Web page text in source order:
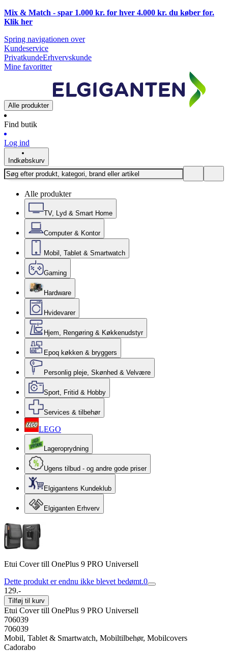
Mix & Match - spar 1.000 kr. for hver 4.000 kr. du køber for.
Klik her
Spring navigationen over
Kundeservice
PrivatkundeErhvervskunde
Mine favoritter
Alle produkter
Find butik
Log ind
Indkøbskurv
Alle produkter
TV, Lyd & Smart Home
Computer & Kontor
Mobil, Tablet & Smartwatch
Gaming
Hardware
Hvidevarer
Hjem, Rengøring & Køkkenudstyr
Epoq køkken & bryggers
Personlig pleje, Skønhed & Velvære
Sport, Fritid & Hobby
Services & tilbehør
LEGO
Lageroprydning
Ugens tilbud - og andre gode priser
Elgigantens Kundeklub
Elgiganten Erhverv
Etui Cover till OnePlus 9 PRO Universell
Dette produkt er endnu ikke blevet bedømt.0
129.-
Tilføj til kurv
Etui Cover till OnePlus 9 PRO Universell
706039
706039
Mobil, Tablet & Smartwatch, Mobiltilbehør, Mobilcovers
Cadorabo